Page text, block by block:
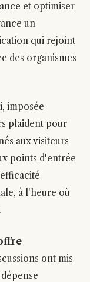
et optimiser
un
qui rejoint
des organismes
imposée
plaident pour
aux visiteurs
points d'entrée
à l'heure où
ont mis